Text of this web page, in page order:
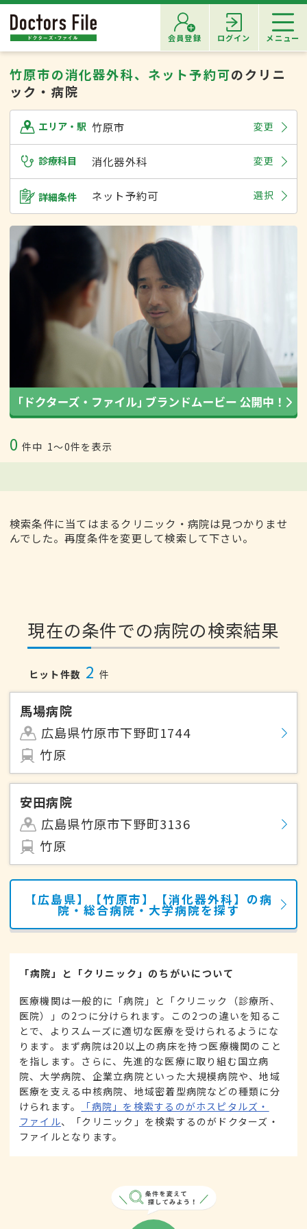
会員登録 ログイン メニュー
竹原市の消化器外科、ネット予約可のクリニ
ック・病院
エリア・駅 竹原市 変更
診療科目 消化器外科 変更
詳細条件 ネット予約可 選択
0 件中 1〜0件を表示
検索条件に当てはまるクリニック・病院は見つかりませ
んでした。再度条件を変更して検索して下さい。
現在の条件での病院の検索結果
ヒット件数 2 件
馬場病院
広島県竹原市下野町1744
竹原
安田病院
広島県竹原市下野町3136
竹原
【広島県】【竹原市】【消化器外科】の病
院・総合病院・大学病院を探す
「病院」と「クリニック」のちがいについて
医療機関は一般的に「病院」と「クリニック（診療所、
医院）」の2つに分けられます。この2つの違いを知るこ
とで、よりスムーズに適切な医療を受けられるようにな
ります。まず病院は20以上の病床を持つ医療機関のこと
を指します。さらに、先進的な医療に取り組む国立病
院、大学病院、企業立病院といった大規模病院や、地域
医療を支える中核病院、地域密着型病院などの種類に分
けられます。
「病院」を検索するのがホスピタルズ・
ファイル、「クリニック」を検索するのがドクターズ・
ファイルとなります。